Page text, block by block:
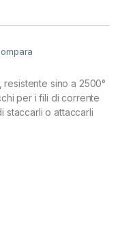
resistente sino a 2500°
per i fili di corrente
staccarli o attaccarli
E27 IN